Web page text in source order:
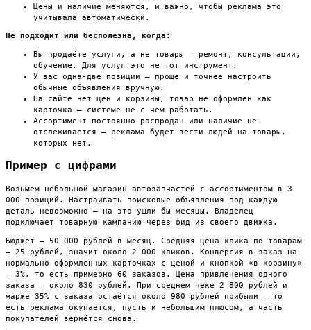
Цены и наличие меняются, и важно, чтобы реклама это
учитывала автоматически.
Не подходит или бесполезна, когда:
Вы продаёте услуги, а не товары — ремонт, консультации,
обучение. Для услуг это не тот инструмент.
У вас одна-две позиции — проще и точнее настроить
обычные объявления вручную.
На сайте нет цен и корзины, товар не оформлен как
карточка — системе не с чем работать.
Ассортимент постоянно распродан или наличие не
отслеживается — реклама будет вести людей на товары,
которых нет.
Пример с цифрами
Возьмём небольшой магазин автозапчастей с ассортиментом в 3
000 позиций. Настраивать поисковые объявления под каждую
деталь невозможно — на это ушли бы месяцы. Владелец
подключает товарную кампанию через фид из своего движка.
Бюджет — 50 000 рублей в месяц. Средняя цена клика по товарам
— 25 рублей, значит около 2 000 кликов. Конверсия в заказ на
нормально оформленных карточках с ценой и кнопкой «в корзину»
— 3%, то есть примерно 60 заказов. Цена привлечения одного
заказа — около 830 рублей. При среднем чеке 2 800 рублей и
марже 35% с заказа остаётся около 980 рублей прибыли — то
есть реклама окупается, пусть и небольшим плюсом, а часть
покупателей вернётся снова.